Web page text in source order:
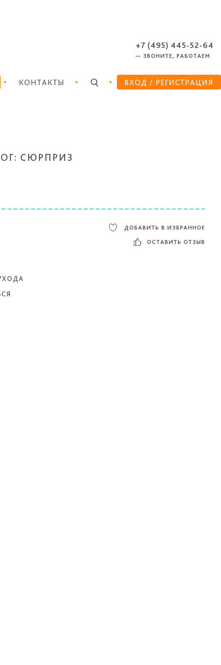
КОНТАКТЫ ВХОД / РЕГИСТРАЦИЯ
+7 (495) 445-52-64
— ЗВОНИТЕ, РАБОТАЕМ
СЮРПРИЗ
ДОБАВИТЬ В ИЗБРАННОЕ
ОСТАВИТЬ ОТЗЫВ